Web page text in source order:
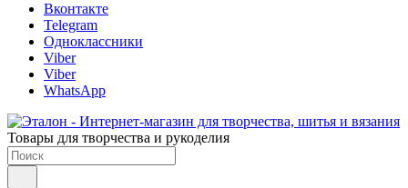
Вконтакте
Telegram
Одноклассники
Viber
Viber
WhatsApp
Товары для творчества и рукоделия